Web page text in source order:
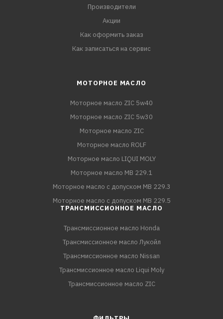
Производители
Акции
Как оформить заказ
Как записаться на сервис
МОТОРНОЕ МАСЛО
Моторное масло ZIC 5w40
Моторное масло ZIC 5w30
Моторное масло ZIC
Моторное масло ROLF
Моторное масло LIQUI MOLY
Моторное масло MB 229.1
Моторное масло с допуском MB 229.3
Моторное масло с допуском MB 229.5
ТРАНСМИССИОННОЕ МАСЛО
Трансмиссионное масло Honda
Трансмиссионное масло Лукойл
Трансмиссионное масло Nissan
Трансмиссионное масло Liqui Moly
Трансмиссионное масло ZIC